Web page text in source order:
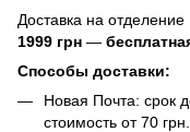
Доставка на
1999 грн —
Способы доставки:
Новая Почта: срок
стоимость от 70 грн.